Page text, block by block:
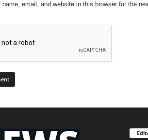
name, email, and website in this browser for the